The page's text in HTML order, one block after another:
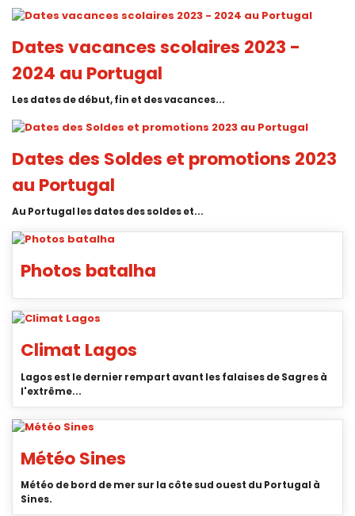
Dates vacances scolaires 2023 -
2024 au Portugal
Les dates de début, fin et des vacances...
Dates des Soldes et promotions 2023
au Portugal
Au Portugal les dates des soldes et...
Photos batalha
Climat Lagos
Lagos est le dernier rempart avant les falaises de Sagres à
l'extrême...
Météo Sines
Météo de bord de mer sur la côte sud ouest du Portugal à
Sines.